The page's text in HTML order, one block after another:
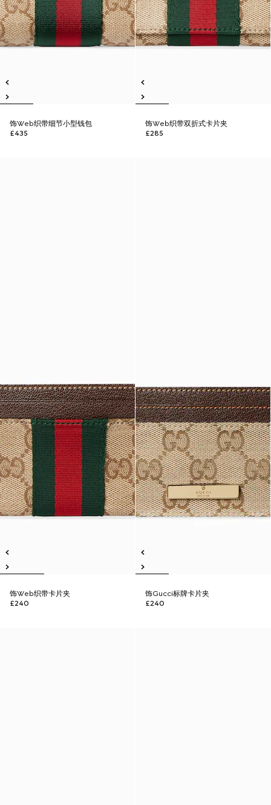
饰Web织带细节小型钱包
£435
饰Web织带双折式卡片夹
£285
饰Web织带卡片夹
£240
饰Gucci标牌卡片夹
£240